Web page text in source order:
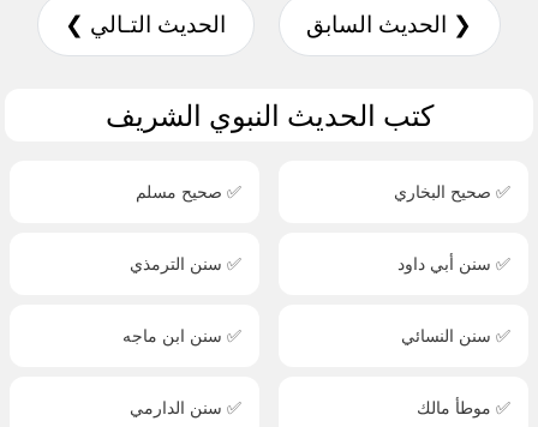
❮ الحديث السابق الحديث التـالي ❯
كتب الحديث النبوي الشريف
✅ صحيح البخاري ✅ صحيح مسلم
✅ سنن أبي داود ✅ سنن الترمذي
✅ سنن النسائي ✅ سنن ابن ماجه
✅ موطأ مالك ✅ سنن الدارمي